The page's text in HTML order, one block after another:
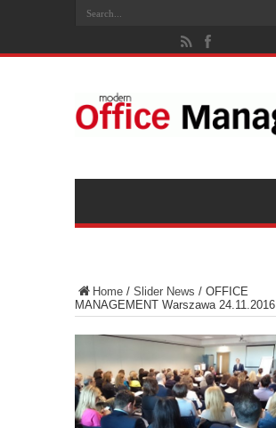
Home / Slider News / OFFICE
MANAGEMENT Warszawa 24.11.2016